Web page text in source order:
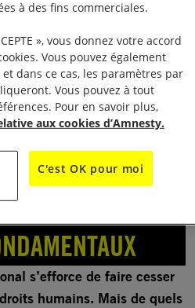
LES DROITS ET
s’efforce de faire cesser
humains. Mais de quels
à des fins commerciales.
», vous donnez votre accord
Vous pouvez également
dans ce cas, les paramètres par
Vous pouvez à tout
Pour en savoir plus,
aux cookies d’Amnesty.
C'est OK pour moi